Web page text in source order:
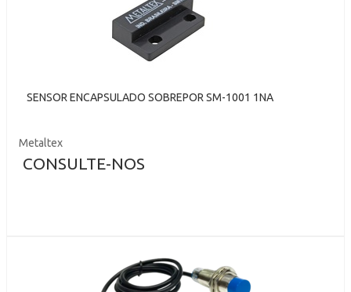
SENSOR ENCAPSULADO SOBREPOR SM-1001 1NA
Metaltex
CONSULTE-NOS